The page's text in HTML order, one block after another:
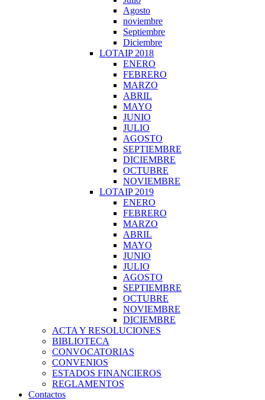
Agosto
noviembre
Septiembre
Diciembre
LOTAIP 2018
ENERO
FEBRERO
MARZO
ABRIL
MAYO
JUNIO
JULIO
AGOSTO
SEPTIEMBRE
DICIEMBRE
OCTUBRE
NOVIEMBRE
LOTAIP 2019
ENERO
FEBRERO
MARZO
ABRIL
MAYO
JUNIO
JULIO
AGOSTO
SEPTIEMBRE
OCTUBRE
NOVIEMBRE
DICIEMBRE
ACTA Y RESOLUCIONES
BIBLIOTECA
CONVOCATORIAS
CONVENIOS
ESTADOS FINANCIEROS
REGLAMENTOS
Contactos